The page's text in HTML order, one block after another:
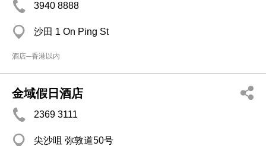
3940 8888
沙田 1 On Ping St
酒店─香港以内
金域假日酒店
2369 3111
尖沙咀 弥敦道50号